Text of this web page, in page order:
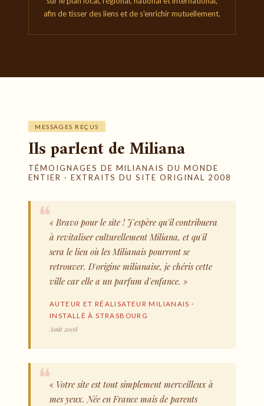
afin de tisser des liens et de s'enrichir mutuellement.
MESSAGES REÇUS
Ils parlent de Miliana
TÉMOIGNAGES DE MILIANAIS DU MONDE
ENTIER · EXTRAITS DU SITE ORIGINAL 2008
« Bravo pour le site ! J'espère qu'il contribuera
à revitaliser culturellement Miliana, et qu'il
sera le lieu où les Milianais pourront se
retrouver. D'origine milianaise, je chéris cette
ville car elle a un parfum d'enfance. »
AUTEUR ET RÉALISATEUR MILIANAIS ·
INSTALLÉ À STRASBOURG
Août 2008
« Votre site est tout simplement merveilleux à
mes yeux. Née en France mais de parents